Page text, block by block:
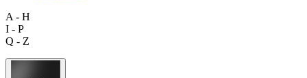
A - H
I - P
Q - Z